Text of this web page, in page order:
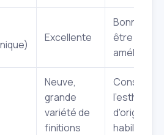
Excellente
Bonne
être
améliorée)
Neuve,
grande
variété de
finitions
Conserve
d'origine
habillage)